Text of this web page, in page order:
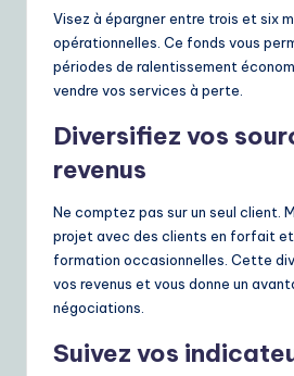
Visez à épargner entre trois et six
opérationnelles. Ce fonds vous
périodes de ralentissement
vendre vos services à perte.
Diversifiez vos
revenus
Ne comptez pas sur un seul client.
projet avec des clients en forfait et
formation occasionnelles. Cette
vos revenus et vous donne un
négociations.
Suivez vos